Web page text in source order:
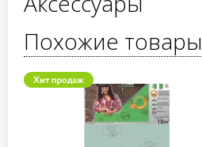
Похожие товары